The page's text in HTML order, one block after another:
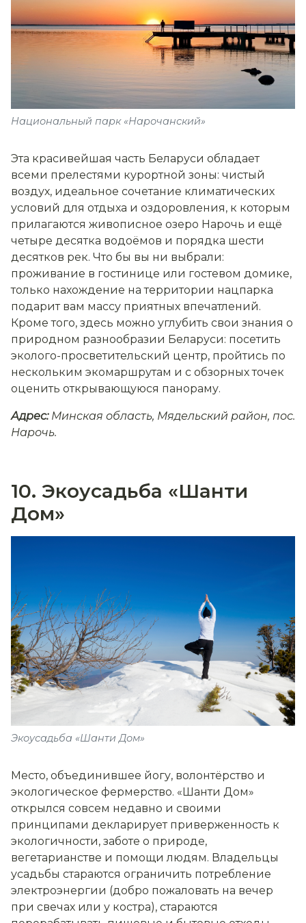
Национальный парк «Нарочанский»
Эта красивейшая часть Беларуси обладает
всеми прелестями курортной зоны: чистый
воздух, идеальное сочетание климатических
условий для отдыха и оздоровления, к которым
прилагаются живописное озеро Нарочь и ещё
четыре десятка водоёмов и порядка шести
десятков рек. Что бы вы ни выбрали:
проживание в гостинице или гостевом домике,
только нахождение на территории нацпарка
подарит вам массу приятных впечатлений.
Кроме того, здесь можно углубить свои знания о
природном разнообразии Беларуси: посетить
эколого-просветительский центр, пройтись по
нескольким экомаршрутам и с обзорных точек
оценить открывающуюся панораму.
Адрес:Минская область, Мядельский район, пос.
Нарочь.
10. Экоусадьба «Шанти
Дом»
Экоусадьба «Шанти Дом»
Место, объединившее йогу, волонтёрство и
экологическое фермерство. «Шанти Дом»
открылся совсем недавно и своими
принципами декларирует приверженность к
экологичности, заботе о природе,
вегетарианстве и помощи людям. Владельцы
усадьбы стараются ограничить потребление
электроэнергии (добро пожаловать на вечер
при свечах или у костра), стараются